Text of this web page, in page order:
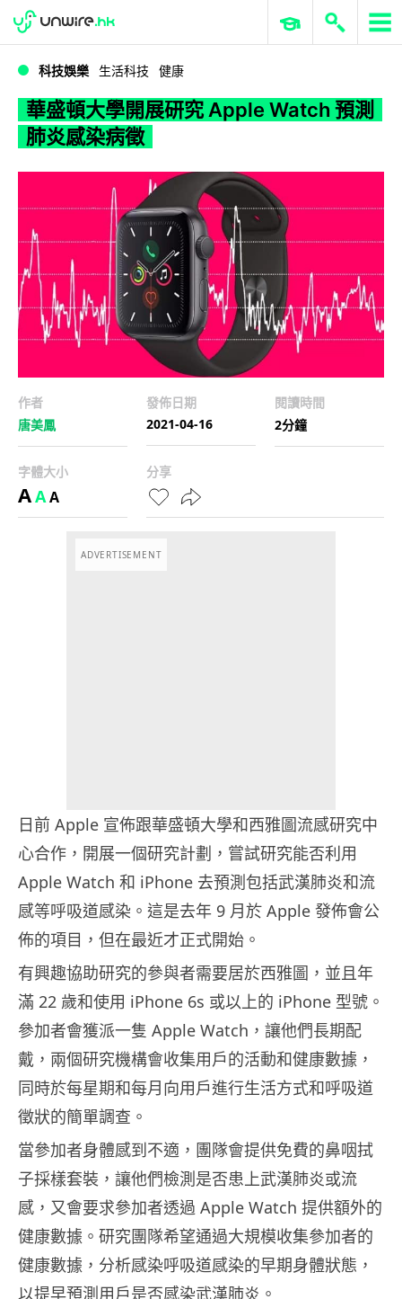
WWDC 2026 ERP 與商業 AI
科技娛樂 生活科技 健康
華盛頓大學開展研究 Apple Watch 預測
肺炎感染病徵
作者
唐美鳳
發佈日期
2021-04-16
閱讀時間
2分鐘
字體大小
AAA
分享
ADVERTISEMENT
日前 Apple 宣佈跟華盛頓大學和西雅圖流感研究中
心合作，開展一個研究計劃，嘗試研究能否利用
Apple Watch 和 iPhone 去預測包括武漢肺炎和流
感等呼吸道感染。這是去年 9 月於 Apple 發佈會公
佈的項目，但在最近才正式開始。
有興趣協助研究的參與者需要居於西雅圖，並且年
滿 22 歲和使用 iPhone 6s 或以上的 iPhone 型號。
參加者會獲派一隻 Apple Watch，讓他們長期配
戴，兩個研究機構會收集用戶的活動和健康數據，
同時於每星期和每月向用戶進行生活方式和呼吸道
徵狀的簡單調查。
當參加者身體感到不適，團隊會提供免費的鼻咽拭
子採樣套裝，讓他們檢測是否患上武漢肺炎或流
感，又會要求參加者透過 Apple Watch 提供額外的
健康數據。研究團隊希望通過大規模收集參加者的
健康數據，分析感染呼吸道感染的早期身體狀態，
以提早預測用戶是否感染武漢肺炎。